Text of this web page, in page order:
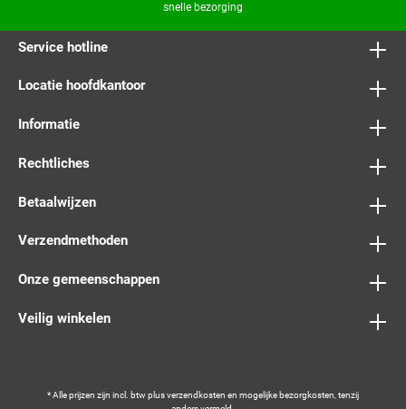
snelle bezorging
Service hotline
Locatie hoofdkantoor
Informatie
Rechtliches
Betaalwijzen
Verzendmethoden
Onze gemeenschappen
Veilig winkelen
* Alle prijzen zijn incl. btw plusverzendkosten en mogelijke bezorgkosten, tenzij